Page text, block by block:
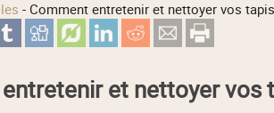
- Comment entretenir et nettoyer vos
et nettoyer vos